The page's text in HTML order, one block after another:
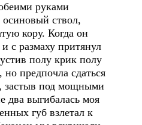
руками
ствол,
кору. Когда он
с размаху притянул
полу крик полу
предпочла сдаться
застыв под мощными
два выгибалась моя
губ взлетал к